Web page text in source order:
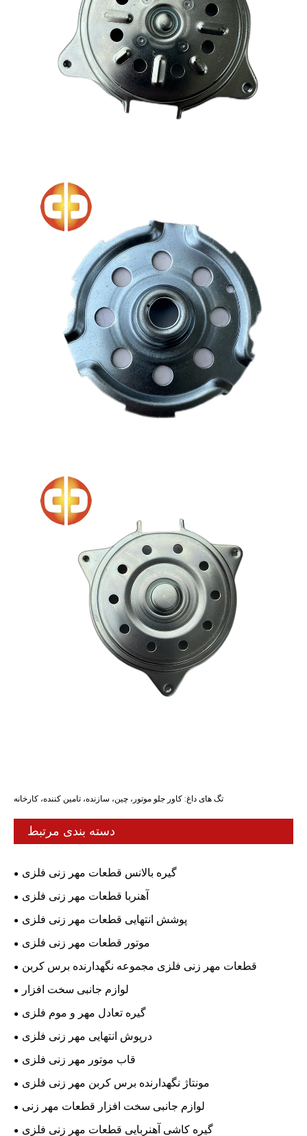
تگ های داغ: کاور جلو موتور، چین، سازنده، تامین کننده، کارخانه
دسته بندی مرتبط
گیره بالانس قطعات مهر زنی فلزی
آهنربا قطعات مهر زنی فلزی
پوشش انتهایی قطعات مهر زنی فلزی
موتور قطعات مهر زنی فلزی
قطعات مهر زنی فلزی مجموعه نگهدارنده برس کربن
لوازم جانبی سخت افزار
گیره تعادل مهر و موم فلزی
درپوش انتهایی مهر زنی فلزی
قاب موتور مهر زنی فلزی
مونتاژ نگهدارنده برس کربن مهر زنی فلزی
لوازم جانبی سخت افزار قطعات مهر زنی
گیره کاشی آهنربایی قطعات مهر زنی فلزی